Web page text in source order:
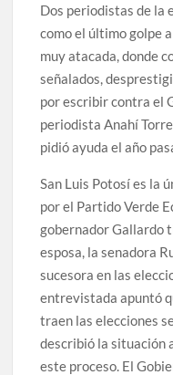
Dos periodistas de la
como el último golpe
muy atacada, donde
señalados,
por escribir contra el
periodista Anahí
pidió ayuda el año
San Luis Potosí es la
por el Partido Verde
gobernador Gallardo
esposa, la senadora
sucesora en las
entrevistada apuntó
traen las elecciones
describió la situación
este proceso. El